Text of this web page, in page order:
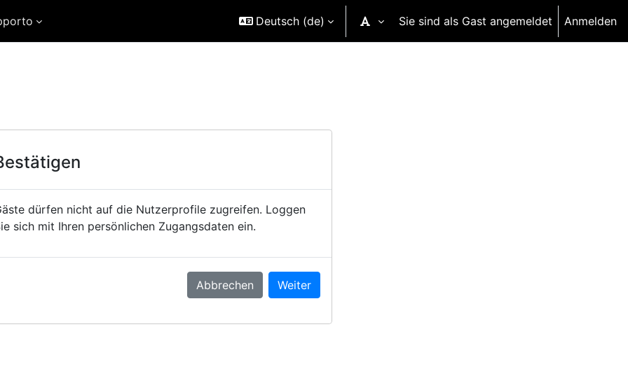
Deutsch ‎(de)‎ Sie sind als Gast angemeldet Anmelden
dürfen nicht auf die Nutzerprofile zugreifen. Loggen
sich mit Ihren persönlichen Zugangsdaten ein.
Abbrechen Weiter